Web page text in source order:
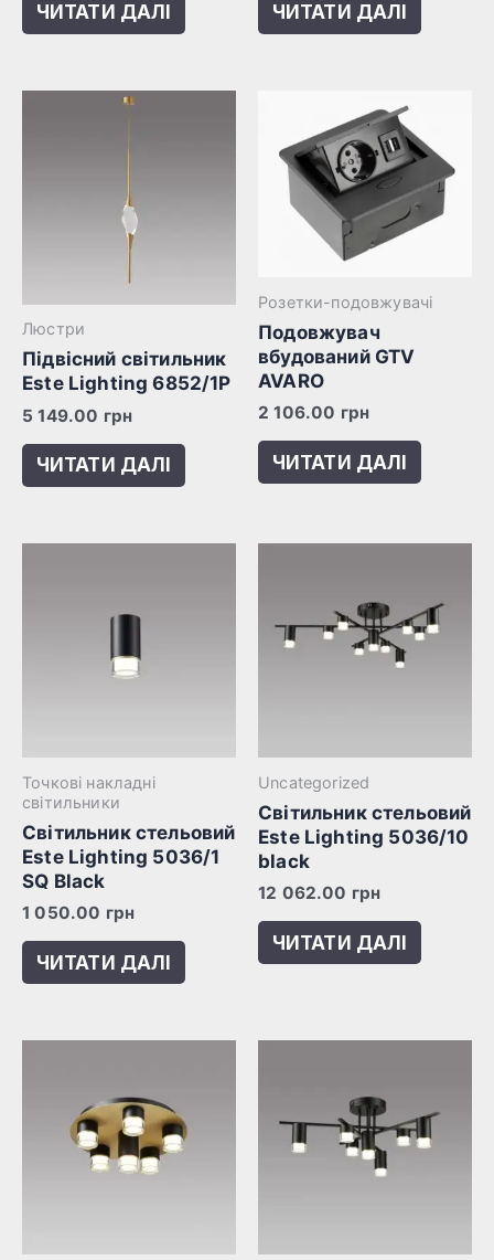
ЧИТАТИ ДАЛІ ЧИТАТИ ДАЛІ
Люстри
Підвісний світильник
Este Lighting 6852/1P
5 149.00 грн
ЧИТАТИ ДАЛІ
Розетки-подовжувачі
Подовжувач
вбудований GTV
AVARO
2 106.00 грн
ЧИТАТИ ДАЛІ
Точкові накладні
світильники
Світильник стельовий
Este Lighting 5036/1
SQ Black
1 050.00 грн
ЧИТАТИ ДАЛІ
Uncategorized
Світильник стельовий
Este Lighting 5036/10
black
12 062.00 грн
ЧИТАТИ ДАЛІ